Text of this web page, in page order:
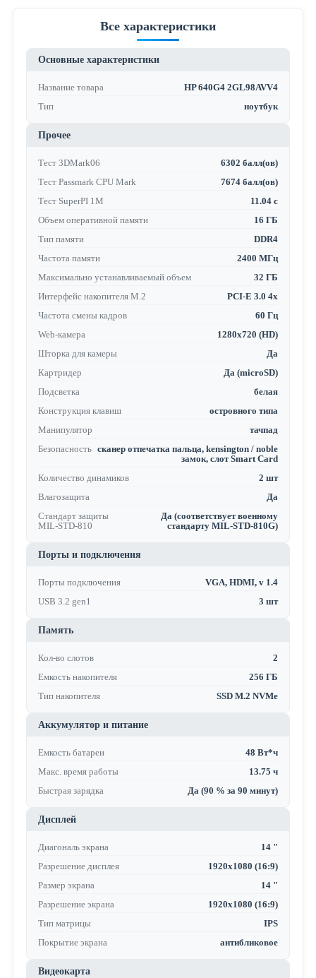
Все характеристики
Основные характеристики
Название товара
HP 640G4 2GL98AVV4
Тип
ноутбук
Прочее
Тест 3DMark06
6302 балл(ов)
Тест Passmark CPU Mark
7674 балл(ов)
Тест SuperPI 1M
11.04 с
Объем оперативной памяти
16 ГБ
Тип памяти
DDR4
Частота памяти
2400 МГц
Максимально устанавливаемый объем
32 ГБ
Интерфейс накопителя M.2
PCI-E 3.0 4x
Частота смены кадров
60 Гц
Web-камера
1280x720 (HD)
Шторка для камеры
Да
Картридер
Да (microSD)
Подсветка
белая
Конструкция клавиш
островного типа
Манипулятор
тачпад
Безопасность сканер отпечатка пальца, kensington / noble
замок, слот Smart Card
Количество динамиков
2 шт
Влагозащита
Да
Стандарт защиты
MIL-STD-810
Да (соответствует военному
стандарту MIL-STD-810G)
Порты и подключения
Порты подключения
VGA, HDMI, v 1.4
USB 3.2 gen1
3 шт
Память
Кол-во слотов
2
Емкость накопителя
256 ГБ
Тип накопителя
SSD M.2 NVMe
Аккумулятор и питание
Емкость батареи
48 Вт*ч
Макс. время работы
13.75 ч
Быстрая зарядка
Да (90 % за 90 минут)
Дисплей
Диагональ экрана
14 "
Разрешение дисплея
1920x1080 (16:9)
Размер экрана
14 "
Разрешение экрана
1920x1080 (16:9)
Тип матрицы
IPS
Покрытие экрана
антибликовое
Видеокарта